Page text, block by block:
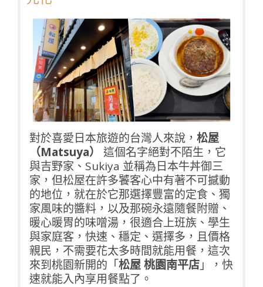
對於喜愛日本旅遊的台灣人來說， 松屋
（Matsuya）
這個名字絕對不陌生，它
與吉野家、Sukiya 並稱為日本牛丼御三
家，但松屋在許多饕客心中有著不可撼動
的地位，就在於它那選擇豐富的定食、獨
家風味的醬料，以及那碗永遠隨餐附贈、
暖心暖胃的味噌湯，很適合上班族、學生
與家庭客，快速、穩定、選擇多，且價格
親民，不需要花太多時間就能用餐，這次
來到桃園新開的「松屋 桃園南平店」，快
速就能入內享用餐點了。